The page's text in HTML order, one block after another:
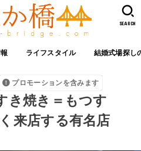
ライフスタイル 結婚式場探し
SEARCH
プロモーションを含みます
き焼き＝もつす
来店する有名店